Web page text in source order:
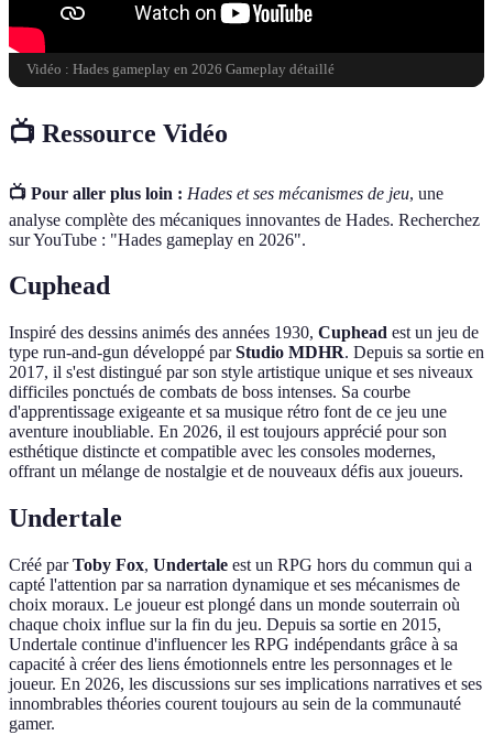
Vidéo : Hades gameplay en 2026 Gameplay détaillé
📺 Ressource Vidéo
📺 Pour aller plus loin : Hades et ses mécanismes de jeu, une
analyse complète des mécaniques innovantes de Hades. Recherchez
sur YouTube : "Hades gameplay en 2026".
Cuphead
Inspiré des dessins animés des années 1930, Cuphead est un jeu de
type run-and-gun développé parStudio MDHR. Depuis sa sortie en
2017, il s'est distingué par son style artistique unique et ses niveaux
difficiles ponctués de combats de boss intenses. Sa courbe
d'apprentissage exigeante et sa musique rétro font de ce jeu une
aventure inoubliable. En 2026, il est toujours apprécié pour son
esthétique distincte et compatible avec les consoles modernes,
offrant un mélange de nostalgie et de nouveaux défis aux joueurs.
Undertale
Créé parToby Fox, Undertale est un RPG hors du commun qui a
capté l'attention par sa narration dynamique et ses mécanismes de
choix moraux. Le joueur est plongé dans un monde souterrain où
chaque choix influe sur la fin du jeu. Depuis sa sortie en 2015,
Undertale continue d'influencer les RPG indépendants grâce à sa
capacité à créer des liens émotionnels entre les personnages et le
joueur. En 2026, les discussions sur ses implications narratives et ses
innombrables théories courent toujours au sein de la communauté
gamer.